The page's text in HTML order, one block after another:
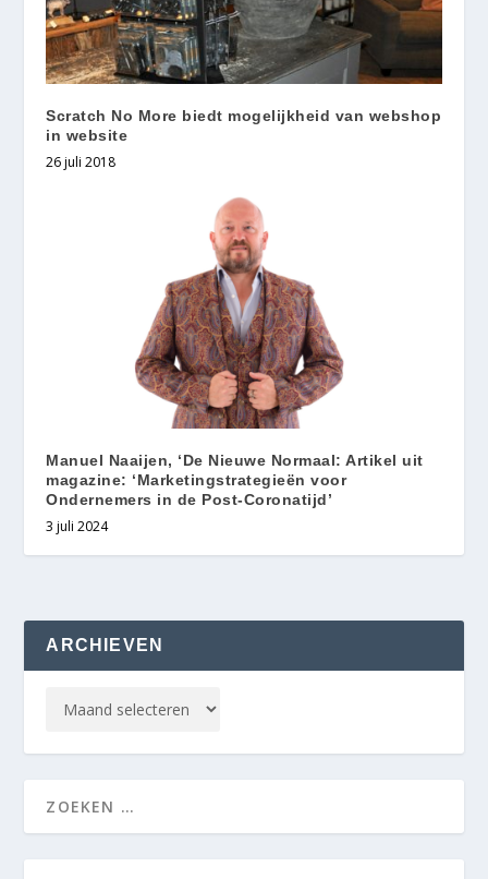
Scratch No More biedt mogelijkheid van webshop
in website
26 juli 2018
Manuel Naaijen, ‘De Nieuwe Normaal: Artikel uit
magazine: ‘Marketingstrategieën voor
Ondernemers in de Post-Coronatijd’
3 juli 2024
ARCHIEVEN